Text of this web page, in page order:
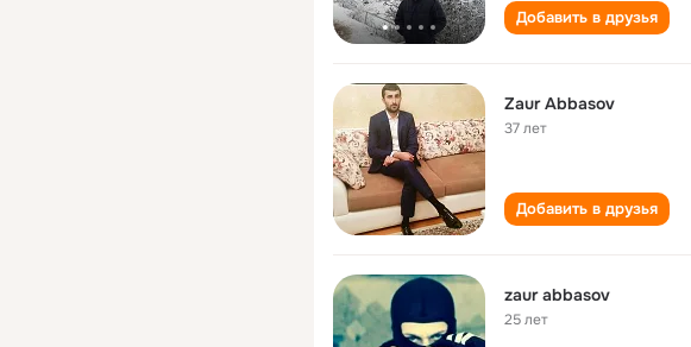
Добавить в друзья
Zaur Abbasov
37 лет
Добавить в друзья
zaur abbasov
25 лет